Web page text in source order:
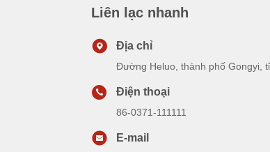
Liên lạc nhanh
Địa chỉ
Đường Heluo, thành phố Gongyi,
Điện thoại
86-0371-111111
E-mail